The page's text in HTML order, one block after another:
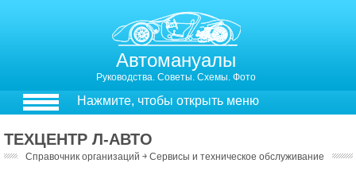
Автомануалы
Руководства. Советы. Схемы. Фото
Нажмите, чтобы открыть меню
ТЕХЦЕНТР Л-АВТО
Справочник организаций ￫Сервисы и техническое обслуживание